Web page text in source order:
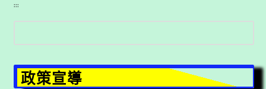
:::
搜
尋
政策宣導